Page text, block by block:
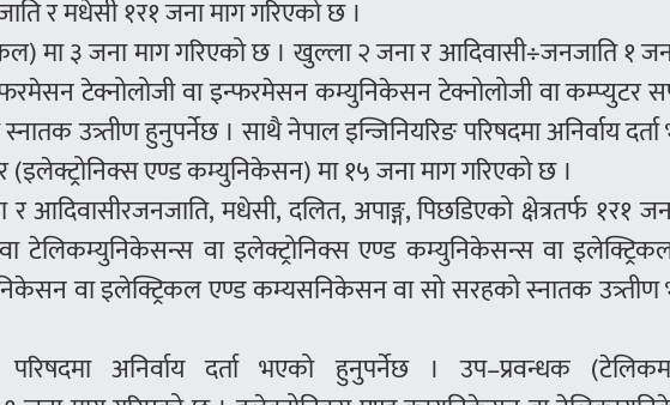
र मधेसी १र१ जना माग गरिएको छ ।
मा ३ जना माग गरिएको छ । खुल्ला २ जना र आदिवासी÷जनजाति १
टेक्नोलोजी वा इन्फरमेसन कम्युनिकेसन टेक्नोलोजी वा कम्प्युटर
उत्र्तीण हुनुपर्नेछ । साथै नेपाल इन्जिनियरिङ परिषदमा अनिर्वाय
(इलेक्ट्रोनिक्स एण्ड कम्युनिकेसन) मा १५ जना माग गरिएको छ ।
आदिवासीरजनजाति, मधेसी, दलित, अपाङ्ग, पिछडिएको क्षेत्रतर्फ १र१
टेलिकम्युनिकेसन्स वा इलेक्ट्रोनिक्स एण्ड कम्युनिकेसन्स वा
वा इलेक्ट्रिकल एण्ड कम्यसनिकेसन वा सो सरहको स्नातक
अनिर्वाय दर्ता भएको हुनुपर्नेछ । उप–प्रवन्धक